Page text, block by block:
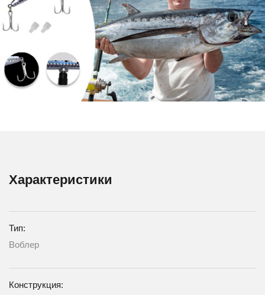
Характеристики
Тип:
Воблер
Конструкция: